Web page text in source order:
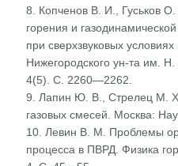
8. Копченов В. И., Гуськов
горения и
при сверхзвуковых
Нижегородского ун-та им.
4(5). C. 2260—2262.
9. Лапин Ю. В., Стрелец М.
газовых смесей. Москва:
10. Левин В. М. Проблемы
процесса в ПВРД. Физика